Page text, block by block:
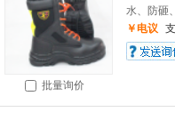
批量询价
水、防砸
￥电议